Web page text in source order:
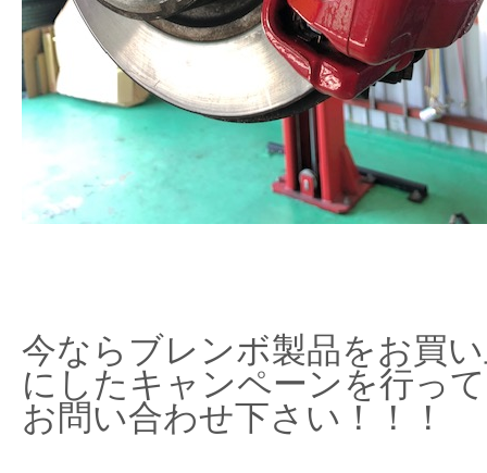
今ならブレンボ製品をお買
にしたキャンペーンを行っ
お問い合わせ下さい！！！